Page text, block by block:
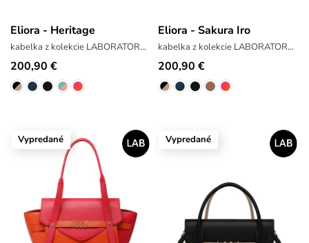
Eliora - Heritage
kabelka z kolekcie LABORATORY x ANTONIN SIMON
200,90 €
Eliora - Sakura Iro
kabelka z kolekcie LABORATORY x ANTONIN SIMON
200,90 €
Vypredané Vypredané